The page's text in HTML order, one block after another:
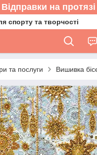
Відправки на
спорту та творчості
та послуги Вишивка